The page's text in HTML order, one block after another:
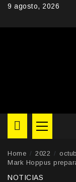
Skip9 agosto, 2026
Primary
Menu
Home 2022
Mark Hoppus
NOTICIAS